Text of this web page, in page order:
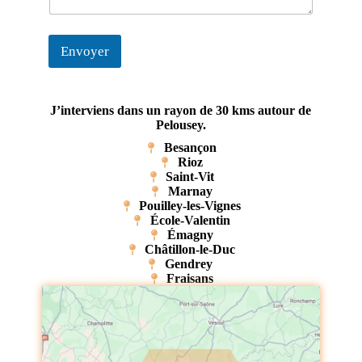
Envoyer
J’interviens dans un rayon de 30 kms autour de
Pelousey.
Besançon
Rioz
Saint-Vit
Marnay
Pouilley-les-Vignes
École-Valentin
Émagny
Châtillon-le-Duc
Gendrey
Fraisans